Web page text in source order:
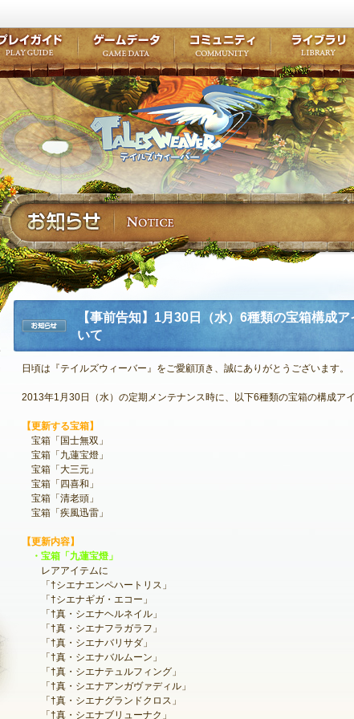
テイルズ
公式サイトにログイン
外部サービスIDでログイン
最新情報
お知らせ
イベント
アップデート
メンテナンス
NEXON ID登録
【事前告知】1月30日（水）6種類の宝箱構成
いて
日頃は『テイルズウィーバー』をご愛顧頂き、誠にありがとうございます。
2013年1月30日（水）の定期メンテナンス時に、以下6種類の宝箱の構成ア
【更新する宝箱】
宝箱「国士無双」
宝箱「九蓮宝燈」
宝箱「大三元」
宝箱「四喜和」
宝箱「清老頭」
宝箱「疾風迅雷」
【更新内容】
・宝箱「九蓮宝燈」
レアアイテムに
「†シエナエンペハートリス」
「†シエナギガ・エコー」
「†真・シエナヘルネイル」
「†真・シエナフラガラフ」
「†真・シエナバリサダ」
「†真・シエナバルムーン」
「†真・シエナテュルフィング」
「†真・シエナアンガヴァディル」
「†真・シエナグランドクロス」
「†真・シエナブリューナク」
ゲーム紹介
ここだけは知っておこうプレイガイド
ワープポイント
ゲームデータ
ルーンスキル
コミュニティ
コミュニテ